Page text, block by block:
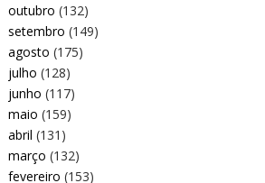
outubro (132)
setembro (149)
agosto (175)
julho (128)
junho (117)
maio (159)
abril (131)
março (132)
fevereiro (153)